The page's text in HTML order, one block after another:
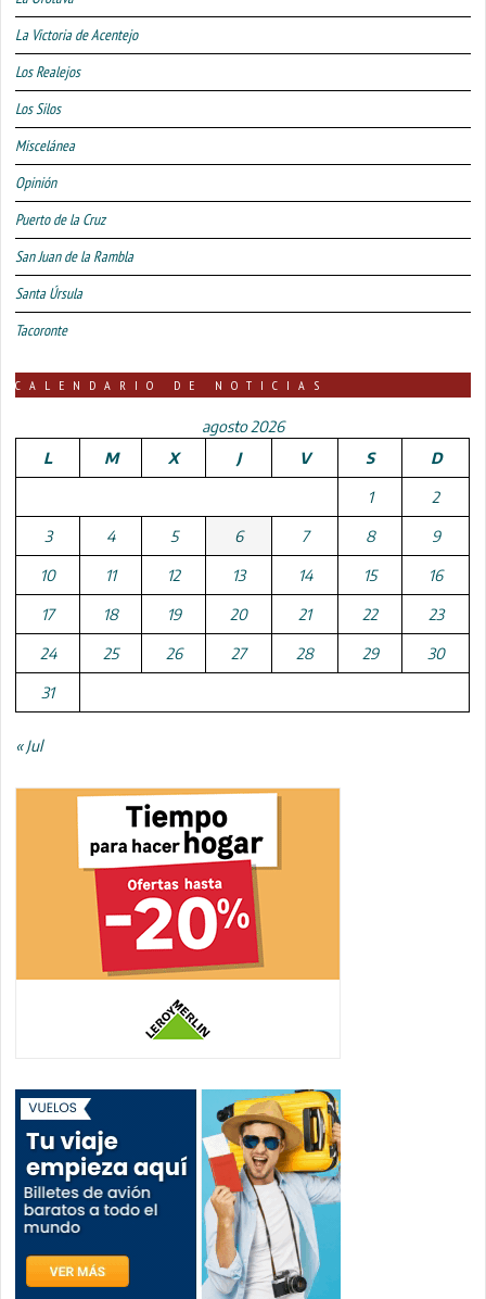
La Victoria de Acentejo
Los Realejos
Los Silos
Miscelánea
Opinión
Puerto de la Cruz
San Juan de la Rambla
Santa Úrsula
Tacoronte
CALENDARIO DE NOTICIAS
agosto 2026
L
M X J V S D
1 2
3 4 5 6 7 8 9
10 11 12 13 14 15 16
17 18 19 20 21 22 23
24 25 26 27 28 29 30
31
« Jul